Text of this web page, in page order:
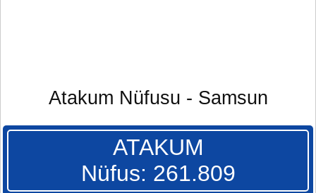
Atakum Nüfusu - Samsun
ATAKUM
Nüfus: 261.809